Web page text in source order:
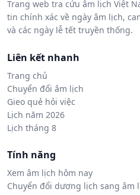
Trang web tra cứu âm lịch Việt
tin chính xác về ngày âm lịch,
và các ngày lễ tết truyền thống.
Liên kết nhanh
Trang chủ
Chuyển đổi âm lịch
Gieo quẻ hỏi việc
Lịch năm 2026
Lịch tháng 8
Tính năng
Xem âm lịch hôm nay
Chuyển đổi dương lịch sang âm